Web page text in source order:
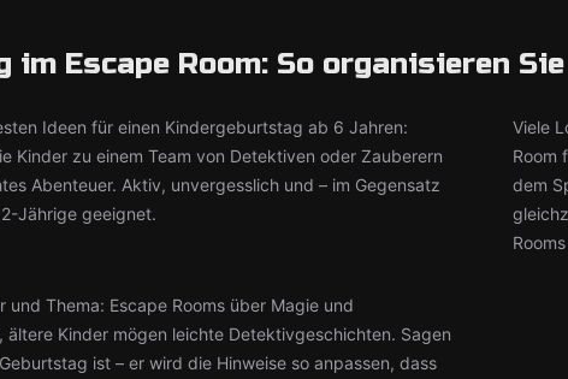
Escape Room: So organisieren
Ideen für einen Kindergeburtstag ab 6 Jahren:
Kinder zu einem Team von Detektiven oder Zauberern
Abenteuer. Aktiv, unvergesslich und – im Gegensatz
Jährige geeignet.
Viele
Room
dem
und Thema: Escape Rooms über Magie und
ältere Kinder mögen leichte Detektivgeschichten. Sagen
ist – er wird die Hinweise so anpassen, dass